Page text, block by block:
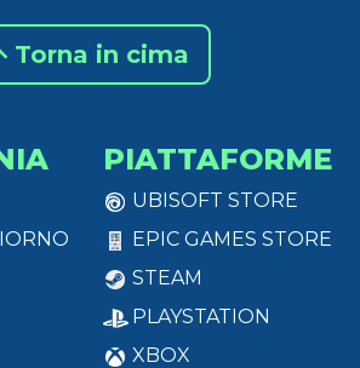
Torna in cima
PIATTAFORME
UBISOFT STORE
EPIC GAMES STORE
STEAM
PLAYSTATION
XBOX